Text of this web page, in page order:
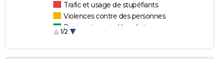
Trafic et usage de stupéfiants
Violences contre des personnes
Destructions et dégradations
1/2